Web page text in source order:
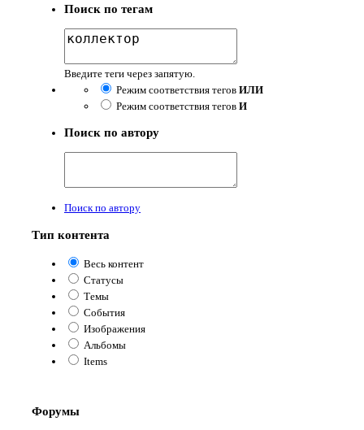
Поиск по тегам
Введите теги через запятую.
Режим соответствия тегов ИЛИ
Режим соответствия тегов И
Поиск по автору
Поиск по автору
Тип контента
Весь контент
Статусы
Темы
События
Изображения
Альбомы
Items
Форумы